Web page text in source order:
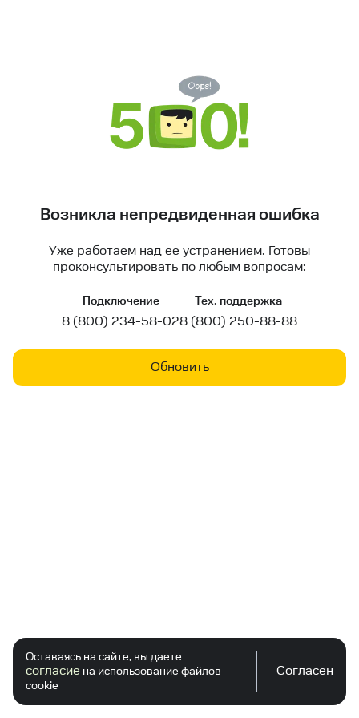
Возникла непредвиденная ошибка
Уже работаем над ее устранением. Готовы
проконсультировать по любым вопросам:
Подключение
8 (800) 234-58-02
Тех. поддержка
8 (800) 250-88-88
Обновить
Оставаясь на сайте, вы даете
согласие на использование файлов
cookie
Согласен